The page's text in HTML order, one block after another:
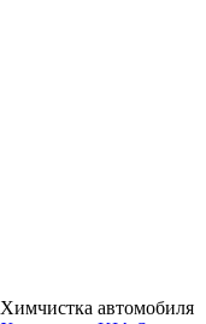
Химчистка автомобиля